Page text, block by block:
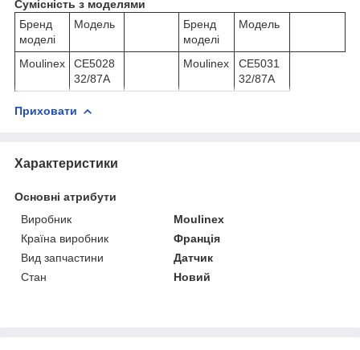
Сумісність з моделями
Бренд
моделі
Модель
Бренд
моделі
Модель
Moulinex
CE5028
32/87A
Moulinex
CE5031
32/87A
Приховати
Характеристики
Основні атрибути
Виробник
Moulinex
Країна виробник
Франція
Вид запчастини
Датчик
Стан
Новий